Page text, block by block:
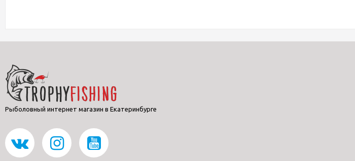
Рыболовный интернет магазин в Екатеринбурге